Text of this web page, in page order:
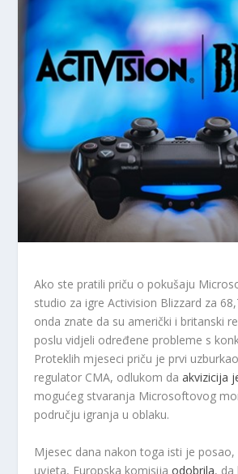
Ako ste pratili priču o pokušaju
studio za igre Activision Blizzard za
onda znate da su američki i britanski
poslu vidjeli određene probleme s
Proteklih mjeseci priču je prvi
regulator CMA, odlukom daakvizicija
mogućeg stvaranja Microsoftovog
području igranja u oblaku.
Mjesec dana nakon toga isti je posao,
uvjeta, Europska komisijaodobrila, da